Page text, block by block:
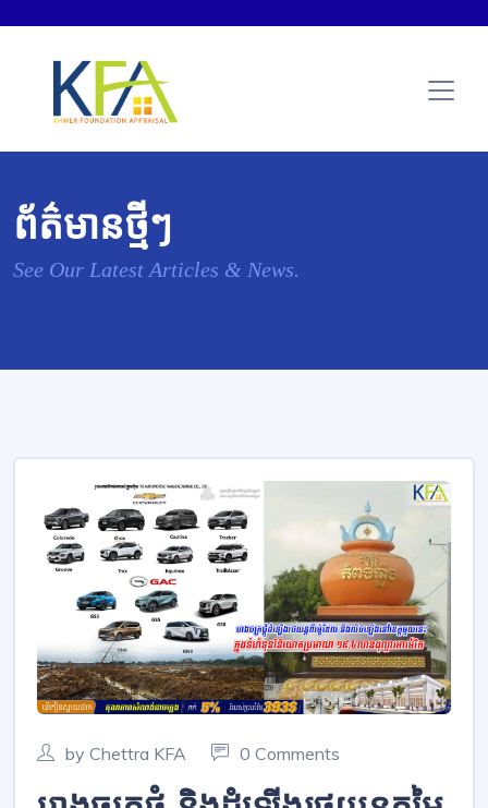
ព័ត៌មានថ្មីៗ
See Our Latest Articles & News.
by Chettra KFA 0 Comments